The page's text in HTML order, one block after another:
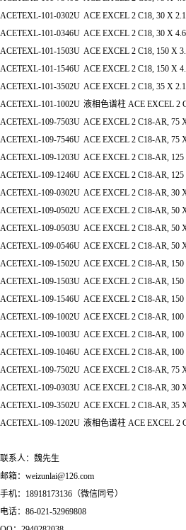
ACETEXL-101-0302U ACE EXCEL 2 C18, 30 X
ACETEXL-101-0346U ACE EXCEL 2 C18, 30 X
ACETEXL-101-1503U ACE EXCEL 2 C18, 150 X
ACETEXL-101-1546U ACE EXCEL 2 C18, 150 X
ACETEXL-101-3502U ACE EXCEL 2 C18, 35 X
ACETEXL-101-1002U 液相色谱柱 ACE EXCEL 2
ACETEXL-109-7503U ACE EXCEL 2 C18-AR, 75
ACETEXL-109-7546U ACE EXCEL 2 C18-AR, 75
ACETEXL-109-1203U ACE EXCEL 2 C18-AR,
ACETEXL-109-1246U ACE EXCEL 2 C18-AR,
ACETEXL-109-0302U ACE EXCEL 2 C18-AR, 30
ACETEXL-109-0502U ACE EXCEL 2 C18-AR, 50
ACETEXL-109-0503U ACE EXCEL 2 C18-AR, 50
ACETEXL-109-0546U ACE EXCEL 2 C18-AR, 50
ACETEXL-109-1502U ACE EXCEL 2 C18-AR,
ACETEXL-109-1503U ACE EXCEL 2 C18-AR,
ACETEXL-109-1546U ACE EXCEL 2 C18-AR,
ACETEXL-109-1002U ACE EXCEL 2 C18-AR,
ACETEXL-109-1003U ACE EXCEL 2 C18-AR,
ACETEXL-109-1046U ACE EXCEL 2 C18-AR,
ACETEXL-109-7502U ACE EXCEL 2 C18-AR, 75
ACETEXL-109-0303U ACE EXCEL 2 C18-AR, 30
ACETEXL-109-3502U ACE EXCEL 2 C18-AR, 35
ACETEXL-109-1202U 液相色谱柱 ACE EXCEL 2
联系人：魏先生
邮箱：weizunlai@126.com
手机：18918173136（微信同号）
电话：86-021-52969808